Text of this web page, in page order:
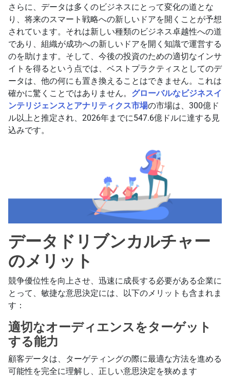
さらに、データは多くのビジネスにとって変化の道とな
り、将来のスマート戦略への新しいドアを開くことが予想
されています。それは新しい種類のビジネス卓越性への道
であり、組織が成功への新しいドアを開く知識で運営する
のを助けます。そして、今後の投資のための適切なインサ
イトを得るという点では、ベストプラクティスとしてのデ
ータは、他の何にも置き換えることはできません。これは
確かに驚くことではありません。 グローバルなビジネスイ
ンテリジェンスとアナリティクス市場の市場は、300億ド
ル以上と推定され、2026年までに547.6億ドルに達する見
込みです。
データドリブンカルチャー
のメリット
競争優位性を向上させ、迅速に成長する必要がある企業に
とって、敏捷な意思決定には、以下のメリットも含まれま
す：
適切なオーディエンスをターゲット
する能力
顧客データは、ターゲティングの際に最適な方法を進める
可能性を完全に理解し、正しい意思決定を狭めます